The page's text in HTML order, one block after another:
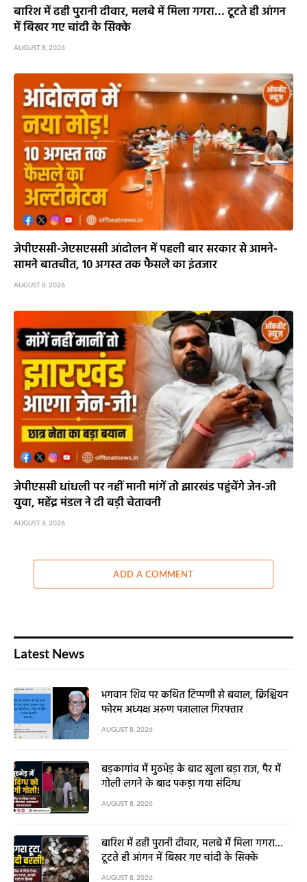
बारिश में ढही पुरानी दीवार, मलबे में मिला गगरा… टूटते ही आंगन
में बिखर गए चांदी के सिक्के
AUGUST 8, 2026
जेपीएससी-जेएसएससी आंदोलन में पहली बार सरकार से आमने-
सामने बातचीत, 10 अगस्त तक फैसले का इंतजार
AUGUST 8, 2026
जेपीएससी धांधली पर नहीं मानी मांगें तो झारखंड पहुंचेंगे जेन-जी
युवा, महेंद्र मंडल ने दी बड़ी चेतावनी
AUGUST 6, 2026
ADD A COMMENT
Latest News
भगवान शिव पर कथित टिप्पणी से बवाल, क्रिश्चियन
फोरम अध्यक्ष अरुण पन्नालाल गिरफ्तार
AUGUST 8, 2026
बड़कागांव में मुठभेड़ के बाद खुला बड़ा राज, पैर में
गोली लगने के बाद पकड़ा गया संदिग्ध
AUGUST 8, 2026
बारिश में ढही पुरानी दीवार, मलबे में मिला गगरा…
टूटते ही आंगन में बिखर गए चांदी के सिक्के
AUGUST 8, 2026